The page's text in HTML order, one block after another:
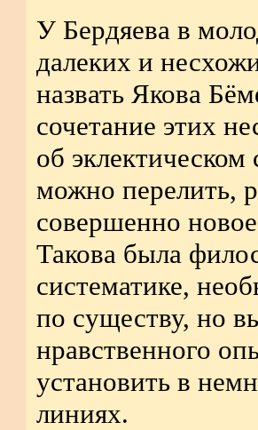
У Бердяева в
далеких и
назвать Якова
сочетание этих
об
можно перелить,
совершенно
Такова была
систематике,
по существу, но
нравственного
установить в
линиях.